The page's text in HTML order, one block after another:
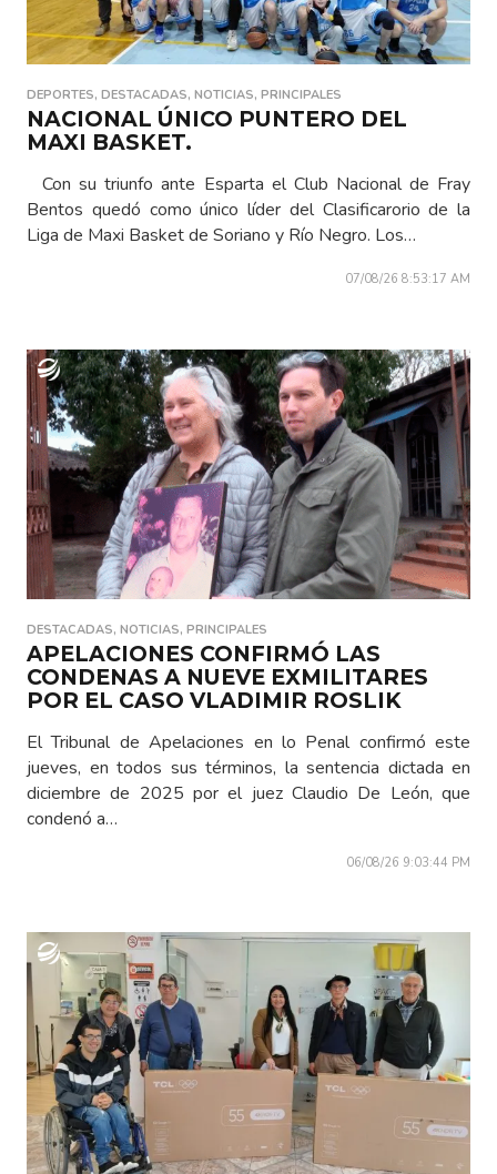
DEPORTES, DESTACADAS, NOTICIAS, PRINCIPALES
NACIONAL ÚNICO PUNTERO DEL
MAXI BASKET.
Con su triunfo ante Esparta el Club Nacional de Fray
Bentos quedó como único líder del Clasificarorio de la
Liga de Maxi Basket de Soriano y Río Negro. Los…
07/08/26 8:53:17 AM
DESTACADAS, NOTICIAS, PRINCIPALES
APELACIONES CONFIRMÓ LAS
CONDENAS A NUEVE EXMILITARES
POR EL CASO VLADIMIR ROSLIK
El Tribunal de Apelaciones en lo Penal confirmó este
jueves, en todos sus términos, la sentencia dictada en
diciembre de 2025 por el juez Claudio De León, que
condenó a…
06/08/26 9:03:44 PM